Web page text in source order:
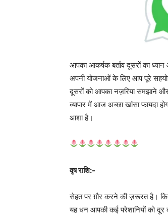
आपका आकर्षक बर्ताव दूसरों का
अपनी योजनाओं के लिए आप पूरे
दूसरों को आपका नज़रिया समझाने
व्यापार में आज अच्छा खांसा फायदा
आशा है।
वृष राशि:-
सेहत पर ग़ौर करने की ज़रूरत है।
यह धन आपकी कई परेशानियों को